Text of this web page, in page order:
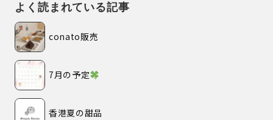
よく読まれている記事
conato販売
7月の予定
香港夏の甜品